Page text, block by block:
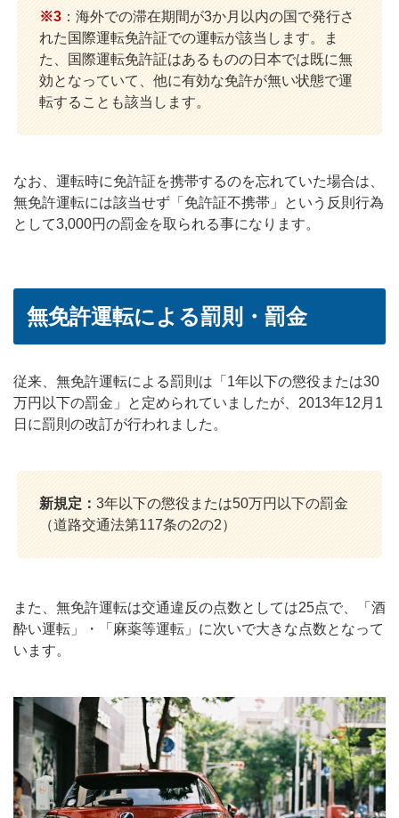
※3 ：海外での滞在期間が3か月以内の国で発行さ
れた国際運転免許証での運転が該当します。ま
た、国際運転免許証はあるものの日本では既に無
効となっていて、他に有効な免許が無い状態で運
転することも該当します。
なお、運転時に免許証を携帯するのを忘れていた場合は、
無免許運転には該当せず「免許証不携帯」という反則行為
として3,000円の罰金を取られる事になります。
無免許運転による罰則・罰金
従来、無免許運転による罰則は「1年以下の懲役または30
万円以下の罰金」と定められていましたが、2013年12月1
日に罰則の改訂が行われました。
新規定： 3年以下の懲役または50万円以下の罰金
（道路交通法第117条の2の2）
また、無免許運転は交通違反の点数としては25点で、「酒
酔い運転」・「麻薬等運転」に次いで大きな点数となって
います。